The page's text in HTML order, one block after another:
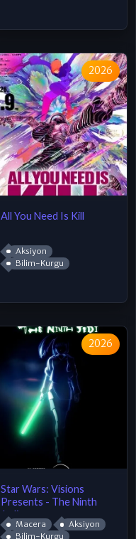
2026
All You Need Is Kill
Aksiyon
Bilim-Kurgu
2026
Star Wars: Visions
Presents - The Ninth
Jedi
Macera
Aksiyon
Bilim-Kurgu